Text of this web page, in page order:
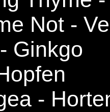
Not -
Ginkgo
-